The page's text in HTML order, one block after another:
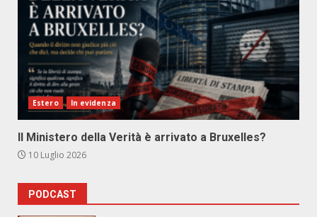
Estero In evidenza
Il Ministero della Verità è arrivato a Bruxelles?
10 Luglio 2026
PODCAST